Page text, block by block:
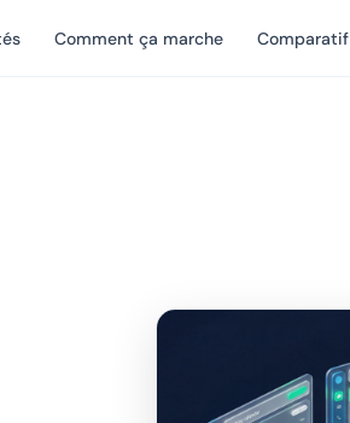
Comment ça marche Comparatif